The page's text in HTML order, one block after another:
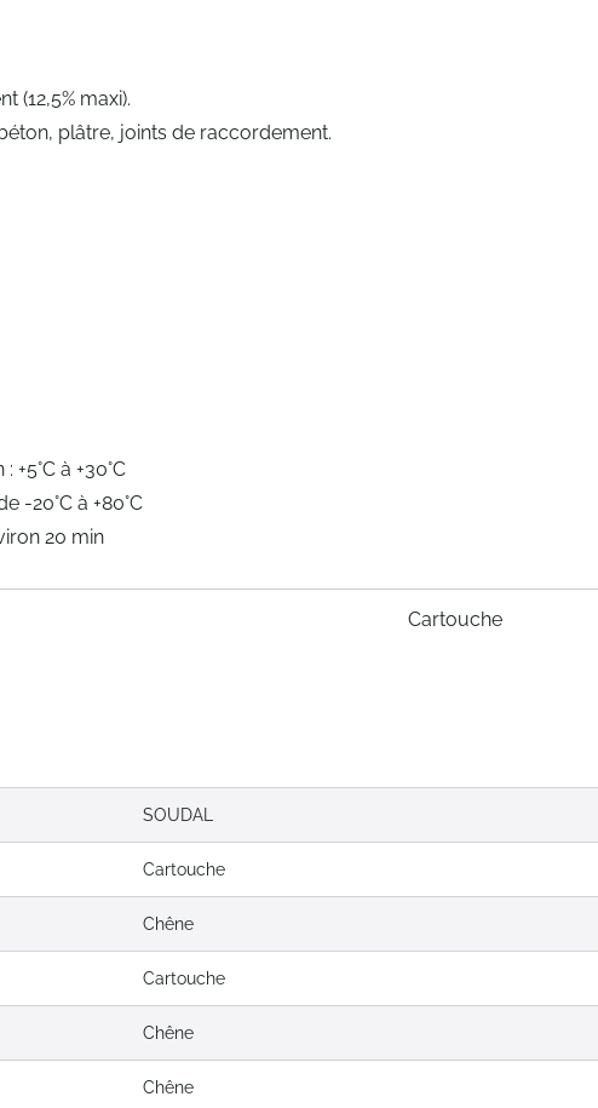
(12,5% maxi).
plâtre, joints de raccordement.
à +30°C
-20°C à +80°C
20 min
Cartouche
SOUDAL
Cartouche
Chêne
Cartouche
Chêne
Chêne